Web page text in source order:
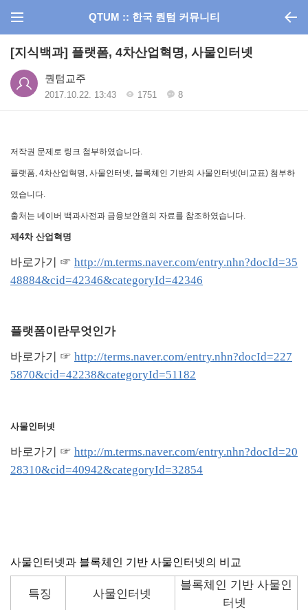
QTUM :: 한국 퀀텀 커뮤니티
[지식백과] 플랫폼, 4차산업혁명, 사물인터넷
퀀텀교주
2017.10.22. 13:43 1751 8
저작권 문제로 링크 첨부하였습니다.
플랫폼, 4차산업혁명, 사물인터넷, 블록체인 기반의 사물인터넷(비교표) 첨부하
였습니다.
출처는 네이버 백과사전과 금융보안원의 자료를 참조하였습니다.​
제4차 산업혁명
바로가기 ☞ http://m.terms.naver.com/entry.nhn?docId=35
48884&cid=42346&categoryId=42346
플랫폼이란무엇인가
바로가기 ☞ http://terms.naver.com/entry.nhn?docId=227
5870&cid=42238&categoryId=51182
사물인터넷
바로가기 ☞ http://m.terms.naver.com/entry.nhn?docId=20
28310&cid=40942&categoryId=32854
사물인터넷과 블록체인 기반 사물인터넷의 비교
특징 사물인터넷
블록체인 기반 사물인
터넷